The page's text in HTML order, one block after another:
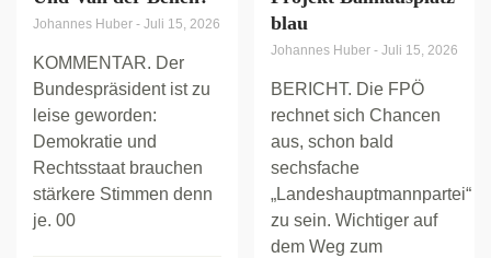
Johannes Huber - Juli 15, 2026
KOMMENTAR. Der
Bundespräsident ist zu
leise geworden:
Demokratie und
Rechtsstaat brauchen
stärkere Stimmen denn
je. 00
blau
Johannes Huber - Juli 15, 2026
BERICHT. Die FPÖ
rechnet sich Chancen
aus, schon bald
sechsfache
„Landeshauptmannpartei“
zu sein. Wichtiger auf
dem Weg zum